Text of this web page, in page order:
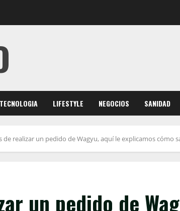
LIFESTYLE NEGOCIOS SANIDAD
de realizar un pedido de Wagyu, aquí le explicamos cómo
un pedido de